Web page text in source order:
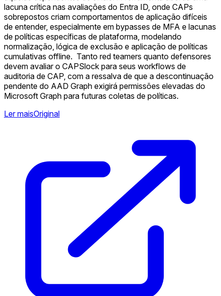
lacuna crítica nas avaliações do Entra ID, onde CAPs
sobrepostos criam comportamentos de aplicação difíceis
de entender, especialmente em bypasses de MFA e lacunas
de políticas específicas de plataforma, modelando
normalização, lógica de exclusão e aplicação de políticas
cumulativas offline. ️ Tanto red teamers quanto defensores
devem avaliar o CAPSlock para seus workflows de
auditoria de CAP, com a ressalva de que a descontinuação
pendente do AAD Graph exigirá permissões elevadas do
Microsoft Graph para futuras coletas de políticas.
Ler maisOriginal